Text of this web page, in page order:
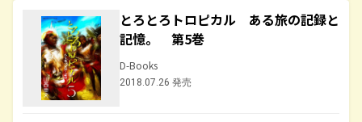
とろとろトロピカル ある旅の記録と
記憶。 第5巻
D-Books
2018.07.26 発売